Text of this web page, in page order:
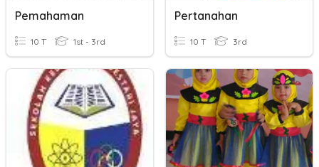
Pemahaman
10 T 1st - 3rd
Pertanahan
10 T 3rd